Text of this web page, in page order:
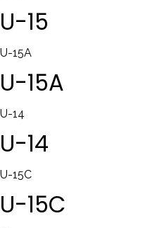
U-15
U-15A
U-15A
U-14
U-14
U-15C
U-15C